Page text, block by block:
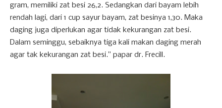
gram, memiliki zat besi 26,2. Sedangkan dari bayam lebih
rendah lagi, dari 1 cup sayur bayam, zat besinya 1,30. Maka
daging juga diperlukan agar tidak kekurangan zat besi.
Dalam seminggu, sebaiknya tiga kali makan daging merah
agar tak kekurangan zat besi.” papar dr. Frecill.